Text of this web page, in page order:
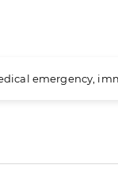
emergency,